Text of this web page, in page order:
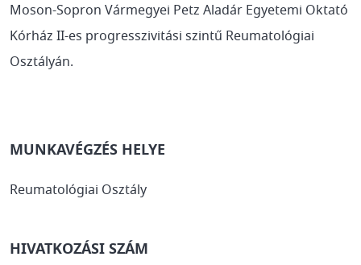
Moson-Sopron Vármegyei Petz Aladár Egyetemi Oktató
Kórház II-es progresszivitási szintű Reumatológiai
Osztályán.
MUNKAVÉGZÉS HELYE
Reumatológiai Osztály
HIVATKOZÁSI SZÁM